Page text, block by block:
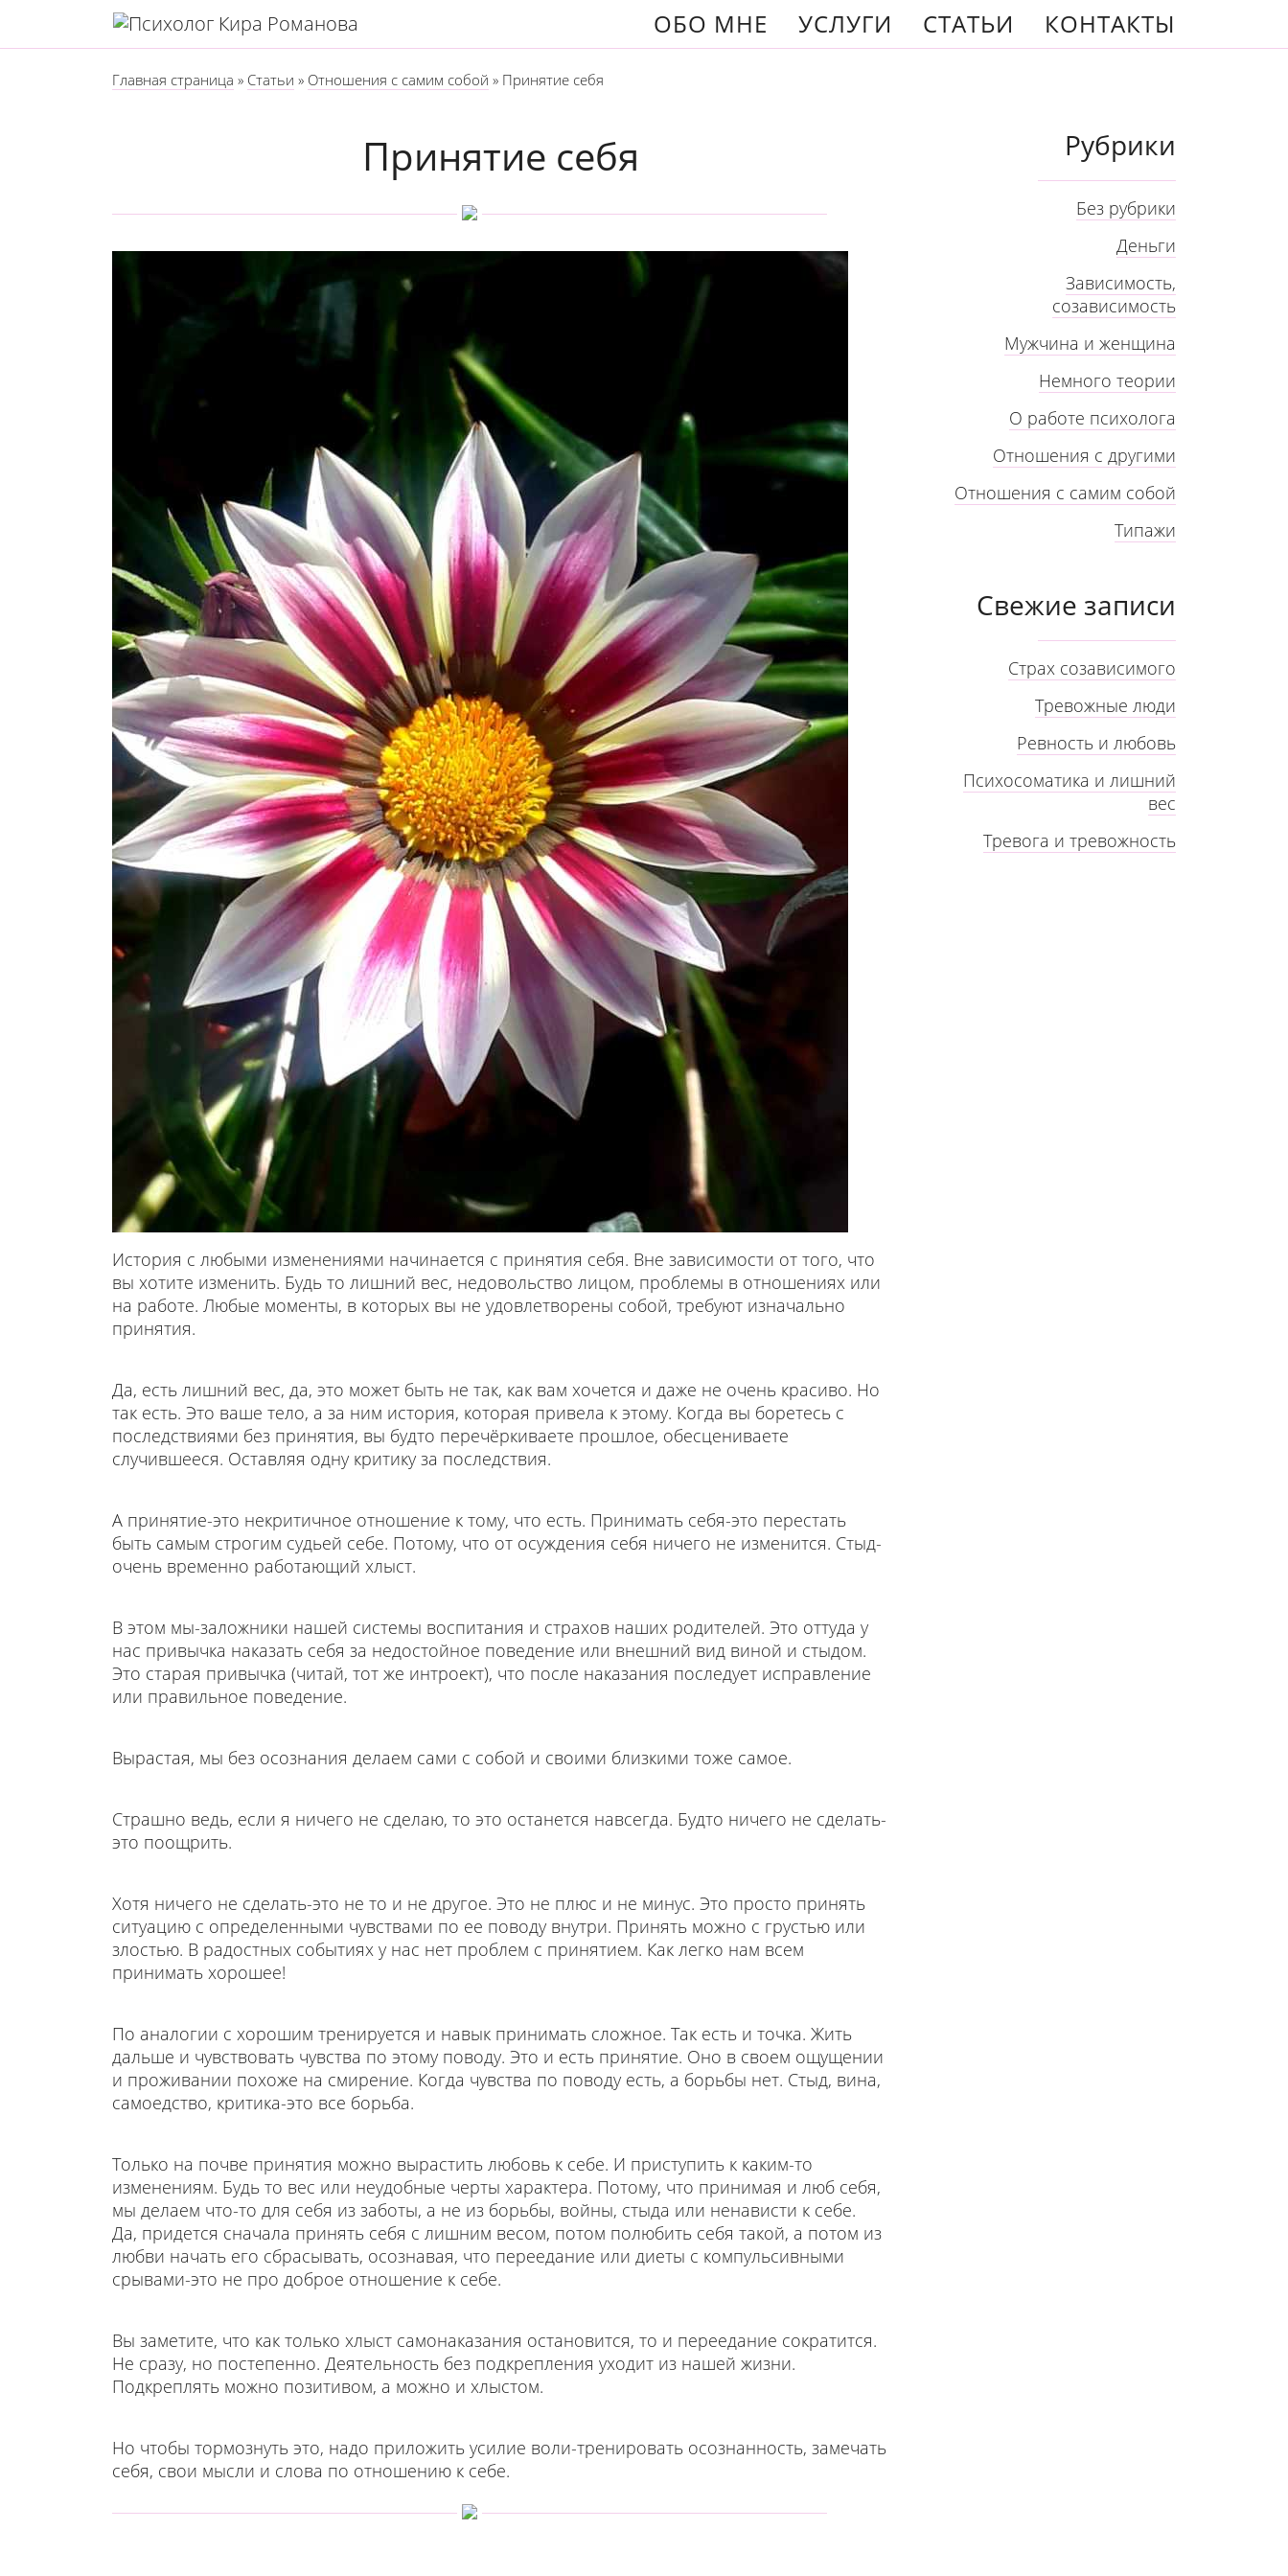
ОБО МНЕ УСЛУГИ СТАТЬИ КОНТАКТЫ
Главная страница » Статьи » Отношения с самим собой » Принятие себя
Принятие себя
История с любыми изменениями начинается с принятия себя. Вне зависимости от того, что
вы хотите изменить. Будь то лишний вес, недовольство лицом, проблемы в отношениях или
на работе. Любые моменты, в которых вы не удовлетворены собой, требуют изначально
принятия.
Да, есть лишний вес, да, это может быть не так, как вам хочется и даже не очень красиво. Но
так есть. Это ваше тело, а за ним история, которая привела к этому. Когда вы боретесь с
последствиями без принятия, вы будто перечёркиваете прошлое, обесцениваете
случившееся. Оставляя одну критику за последствия.
А принятие-это некритичное отношение к тому, что есть. Принимать себя-это перестать
быть самым строгим судьей себе. Потому, что от осуждения себя ничего не изменится. Стыд-
очень временно работающий хлыст.
В этом мы-заложники нашей системы воспитания и страхов наших родителей. Это оттуда у
нас привычка наказать себя за недостойное поведение или внешний вид виной и стыдом.
Это старая привычка (читай, тот же интроект), что после наказания последует исправление
или правильное поведение.
Вырастая, мы без осознания делаем сами с собой и своими близкими тоже самое.
Страшно ведь, если я ничего не сделаю, то это останется навсегда. Будто ничего не сделать-
это поощрить.
Хотя ничего не сделать-это не то и не другое. Это не плюс и не минус. Это просто принять
ситуацию с определенными чувствами по ее поводу внутри. Принять можно с грустью или
злостью. В радостных событиях у нас нет проблем с принятием. Как легко нам всем
принимать хорошее!
По аналогии с хорошим тренируется и навык принимать сложное. Так есть и точка. Жить
дальше и чувствовать чувства по этому поводу. Это и есть принятие. Оно в своем ощущении
и проживании похоже на смирение. Когда чувства по поводу есть, а борьбы нет. Стыд, вина,
самоедство, критика-это все борьба.
Только на почве принятия можно вырастить любовь к себе. И приступить к каким-то
изменениям. Будь то вес или неудобные черты характера. Потому, что принимая и люб себя,
мы делаем что-то для себя из заботы, а не из борьбы, войны, стыда или ненависти к себе.
Да, придется сначала принять себя с лишним весом, потом полюбить себя такой, а потом из
любви начать его сбрасывать, осознавая, что переедание или диеты с компульсивными
срывами-это не про доброе отношение к себе.
Вы заметите, что как только хлыст самонаказания остановится, то и переедание сократится.
Не сразу, но постепенно. Деятельность без подкрепления уходит из нашей жизни.
Подкреплять можно позитивом, а можно и хлыстом.
Но чтобы тормознуть это, надо приложить усилие воли-тренировать осознанность, замечать
себя, свои мысли и слова по отношению к себе.
Рубрики
Без рубрики
Деньги
Зависимость,
созависимость
Мужчина и женщина
Немного теории
О работе психолога
Отношения с другими
Отношения с самим собой
Типажи
Свежие записи
Страх созависимого
Тревожные люди
Ревность и любовь
Психосоматика и лишний
вес
Тревога и тревожность